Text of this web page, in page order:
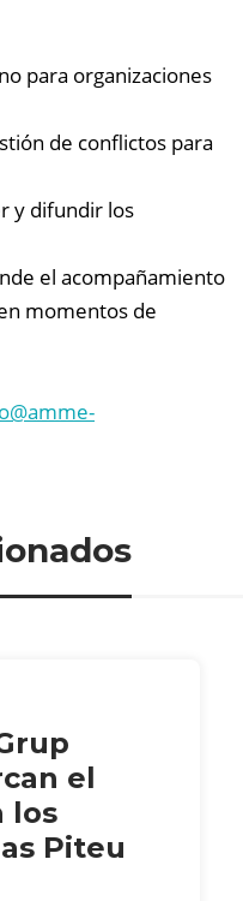
para organizaciones
de conflictos para
y difundir los
el acompañamiento
momentos de
amme-
el
los
Piteu